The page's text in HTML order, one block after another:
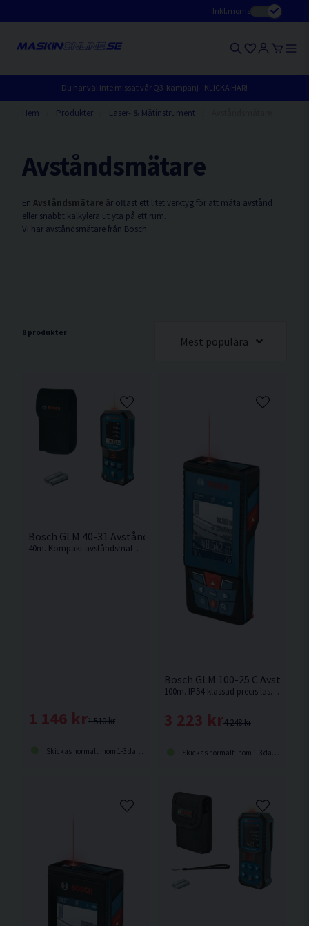
Inkl.moms
Du har väl inte missat vår Q3-kampanj - KLICKA HÄR!
Hem Produkter Laser- & Mätinstrument
Avståndsmätare
En Avståndsmätare är oftast ett litet verktyg för att mäta avstånd
eller snabbt kalkylera ut yta på ett rum.
Vi har avståndsmätare från Bosch.
8 produkter
Mest populära
Bosch GLM 40-31 Avståndsmätare <40m
40m. Kompakt avståndsmätare från Bosch.
1 510 kr
1 146 kr
Skickas normalt inom 1-3 dagar
Bosch GLM 100-25 C
100m. IP54-klassad precis lasermätare med inbyggd kamera med zoomfunktion för enkel mätning och dokumentation inomhus och utomhus.
4 248 kr
3 223 kr
Skickas normalt inom 1-3 dagar